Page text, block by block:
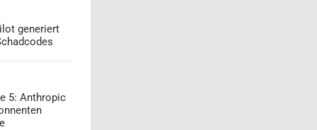
generiert
5: Anthropic